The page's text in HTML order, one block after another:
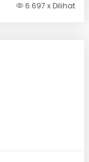
6.697 x Dilihat